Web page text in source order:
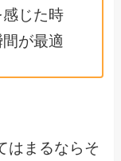
感じた時
が最適
はまるならそ